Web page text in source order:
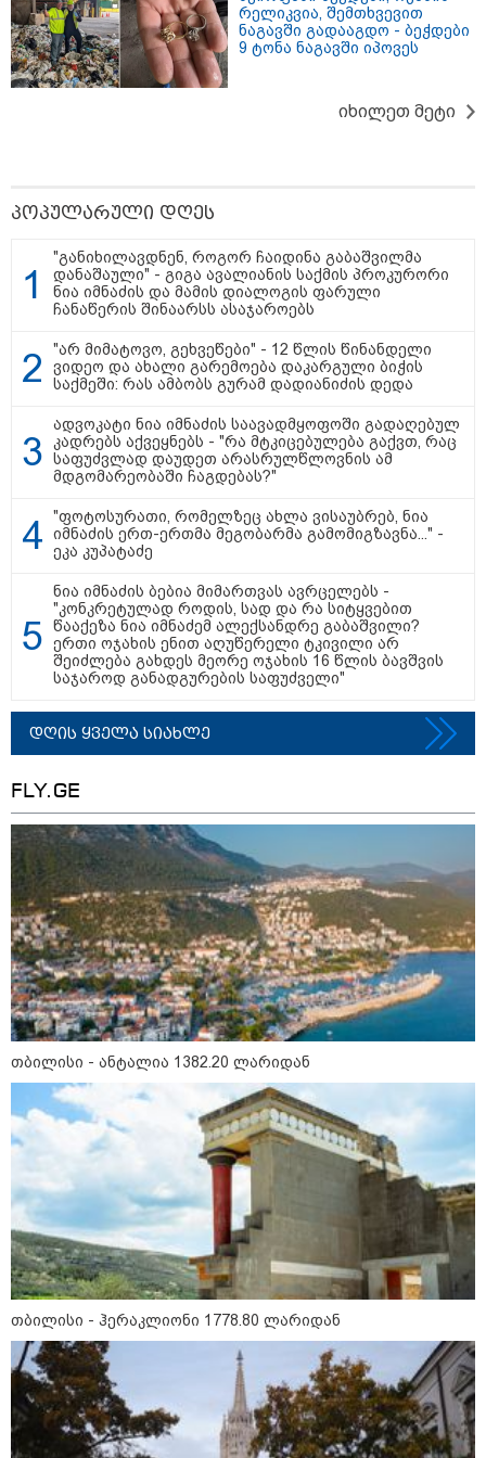
წელიწადნახევარში საქართველოში 164
ადამიანი დაიკარგა - 57 პირს ამ დრომდე
ეძებენ
10:29 / 09-08-2026
ჩვენი ცხოვრება შენთან ერთად
ასეთ არარომანტიკულ ფაზაში
ქმარს ემოციურ "პოსტს" უძღვნის
09:25 / 09-08-2026
შეკვეთილის სანაპიროზე ზღვამ
უპილოტო საფრენი აპარატის
“დიახ, ომი დაიწყო რუსეთმა და
წერტილი!” - ვახტანგ კაპანაძე
22:29 / 08-08-2026
"24 იანვრის ღამეს თამარ
ნავროზაშვილის ძმა მიგზავნის
მესიჯს... მე ვერ ვნახე, რადგან
"სპამებში" ჩავარდა": რა
კუპატაძეს? - გიგა ავალიანის
დედა "სქრინს" აქვეყნებს
კატეგორიის ყველა სიახლე
მკითხველის რჩევით
რელიკვია, შემთხვევით
ნაგავში გადააგდო - ბეჭდები
9 ტონა ნაგავში იპოვეს
იხილეთ მეტი
პოპულარული დღეს
"განიხილავდნენ, როგორ ჩაიდინა გაბაშვილმა
დანაშაული" - გიგა ავალიანის საქმის პროკურორი
ნია იმნაძის და მამის დიალოგის ფარული
ჩანაწერის შინაარსს ასაჯაროებს
"არ მიმატოვო, გეხვეწები" - 12 წლის წინანდელი
ვიდეო და ახალი გარემოება დაკარგული ბიჭის
საქმეში: რას ამბობს გურამ დადიანიძის დედა
ადვოკატი ნია იმნაძის საავადმყოფოში გადაღებულ
კადრებს აქვეყნებს - "რა მტკიცებულება გაქვთ, რაც
საფუძვლად დაუდეთ არასრულწლოვნის ამ
მდგომარეობაში ჩაგდებას?"
"ფოტოსურათი, რომელზეც ახლა ვისაუბრებ, ნია
იმნაძის ერთ-ერთმა მეგობარმა გამომიგზავნა..." -
ეკა კუპატაძე
ნია იმნაძის ბებია მიმართვას ავრცელებს -
"კონკრეტულად როდის, სად და რა სიტყვებით
წააქეზა ნია იმნაძემ ალექსანდრე გაბაშვილი?
ერთი ოჯახის ენით აღუწერელი ტკივილი არ
შეიძლება გახდეს მეორე ოჯახის 16 წლის ბავშვის
საჯაროდ განადგურების საფუძველი"
დღის ყველა სიახლე
FLY.GE
თბილისი - ანტალია 1382.20 ლარიდან
თბილისი - ჰერაკლიონი 1778.80 ლარიდან